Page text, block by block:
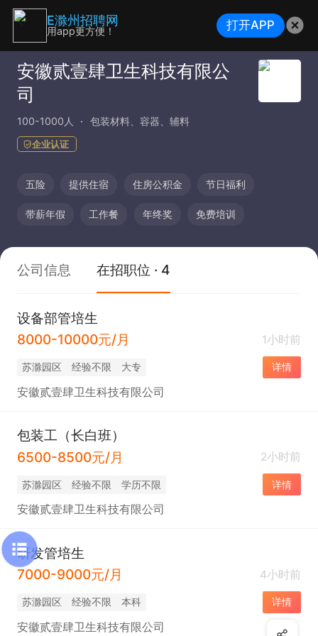
安徽贰壹肆卫生科技有限公
司
100-1000人 包装材料、容器、辅料
企业认证
五险 提供住宿 住房公积金 节日福利
带薪年假 工作餐 年终奖 免费培训
公司信息 在招职位 · 4
设备部管培生
8000-10000元/月
1小时前
苏滁园区 经验不限 大专 详情
安徽贰壹肆卫生科技有限公司
包装工（长白班）
6500-8500元/月
2小时前
苏滁园区 经验不限 学历不限 详情
安徽贰壹肆卫生科技有限公司
研发管培生
7000-9000元/月
4小时前
苏滁园区 经验不限 本科 详情
安徽贰壹肆卫生科技有限公司
E滁州招聘网
用app更方便！ 打开APP